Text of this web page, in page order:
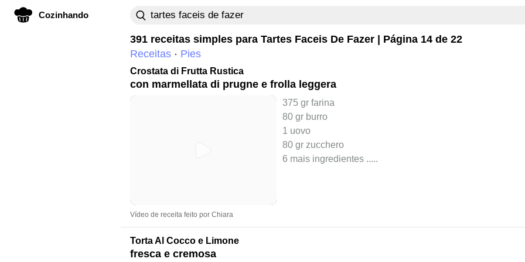
Cozinhando
391 receitas simples para Tartes Faceis De Fazer | Página 14 de 22
Receitas
Pies
Crostata di Frutta Rustica
con marmellata di prugne e frolla leggera
375 gr farina
80 gr burro
1 uovo
80 gr zucchero
6 mais ingredientes .....
Vídeo de receita feito por Chiara
Torta Al Cocco e Limone
fresca e cremosa